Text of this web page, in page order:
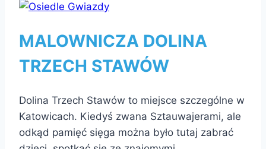
MALOWNICZA DOLINA
TRZECH STAWÓW
Dolina Trzech Stawów to miejsce szczególne w
Katowicach. Kiedyś zwana Sztauwajerami, ale
odkąd pamięć sięga można było tutaj zabrać